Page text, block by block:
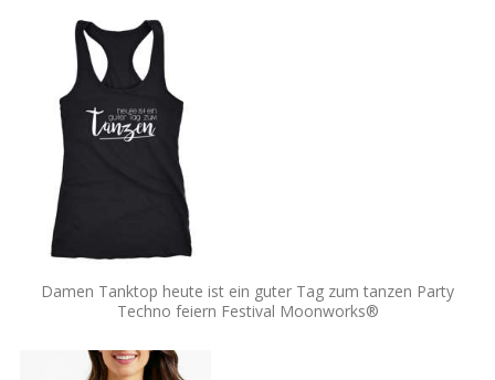
Damen Tanktop heute ist ein guter Tag zum tanzen Party
Techno feiern Festival Moonworks®